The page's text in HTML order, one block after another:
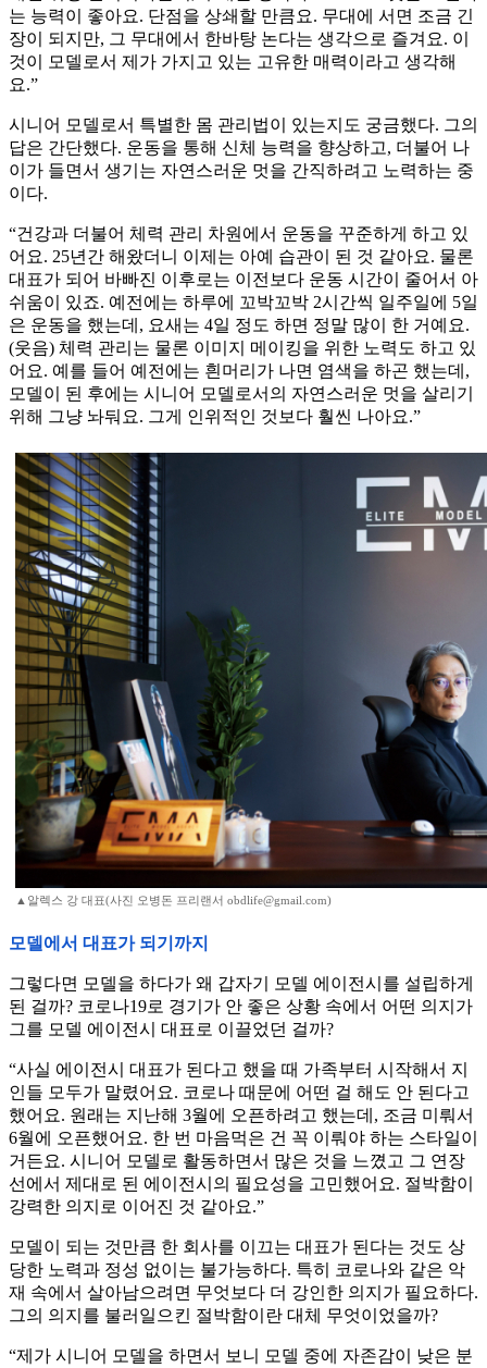
는 능력이 좋아요. 단점을 상쇄할 만큼요. 무대에 서면 조금 긴
장이 되지만, 그 무대에서 한바탕 논다는 생각으로 즐겨요. 이
것이 모델로서 제가 가지고 있는 고유한 매력이라고 생각해
요.”
시니어 모델로서 특별한 몸 관리법이 있는지도 궁금했다. 그의
답은 간단했다. 운동을 통해 신체 능력을 향상하고, 더불어 나
이가 들면서 생기는 자연스러운 멋을 간직하려고 노력하는 중
이다.
“건강과 더불어 체력 관리 차원에서 운동을 꾸준하게 하고 있
어요. 25년간 해왔더니 이제는 아예 습관이 된 것 같아요. 물론
대표가 되어 바빠진 이후로는 이전보다 운동 시간이 줄어서 아
쉬움이 있죠. 예전에는 하루에 꼬박꼬박 2시간씩 일주일에 5일
은 운동을 했는데, 요새는 4일 정도 하면 정말 많이 한 거예요.
(웃음) 체력 관리는 물론 이미지 메이킹을 위한 노력도 하고 있
어요. 예를 들어 예전에는 흰머리가 나면 염색을 하곤 했는데,
모델이 된 후에는 시니어 모델로서의 자연스러운 멋을 살리기
위해 그냥 놔둬요. 그게 인위적인 것보다 훨씬 나아요.”
▲알렉스 강 대표(사진 오병돈 프리랜서 obdlife@gmail.com)
모델에서 대표가 되기까지
그렇다면 모델을 하다가 왜 갑자기 모델 에이전시를 설립하게
된 걸까? 코로나19로 경기가 안 좋은 상황 속에서 어떤 의지가
그를 모델 에이전시 대표로 이끌었던 걸까?
“사실 에이전시 대표가 된다고 했을 때 가족부터 시작해서 지
인들 모두가 말렸어요. 코로나 때문에 어떤 걸 해도 안 된다고
했어요. 원래는 지난해 3월에 오픈하려고 했는데, 조금 미뤄서
6월에 오픈했어요. 한 번 마음먹은 건 꼭 이뤄야 하는 스타일이
거든요. 시니어 모델로 활동하면서 많은 것을 느꼈고 그 연장
선에서 제대로 된 에이전시의 필요성을 고민했어요. 절박함이
강력한 의지로 이어진 것 같아요.”
모델이 되는 것만큼 한 회사를 이끄는 대표가 된다는 것도 상
당한 노력과 정성 없이는 불가능하다. 특히 코로나와 같은 악
재 속에서 살아남으려면 무엇보다 더 강인한 의지가 필요하다.
그의 의지를 불러일으킨 절박함이란 대체 무엇이었을까?
“제가 시니어 모델을 하면서 보니 모델 중에 자존감이 낮은 분